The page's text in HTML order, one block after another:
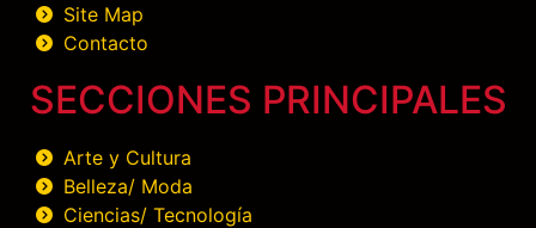
Site Map
Contacto
SECCIONES PRINCIPALES
Arte y Cultura
Belleza/ Moda
Ciencias/ Tecnología